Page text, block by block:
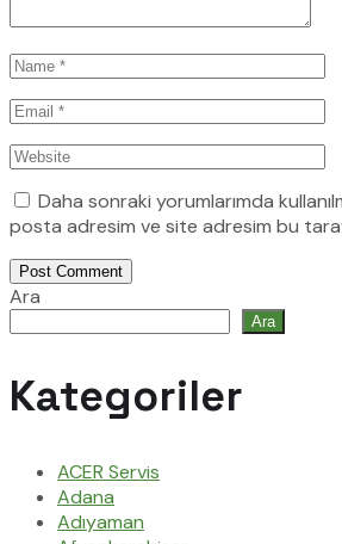
Daha sonraki yorumlarımda
posta adresim ve site adresim bu
Post Comment
Ara
Ara
Kategoriler
ACER Servis
Adana
Adıyaman